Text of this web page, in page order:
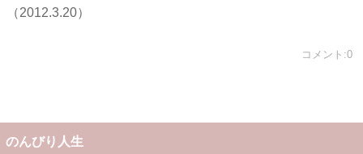
（2012.3.20）
コメント:0
のんびり人生